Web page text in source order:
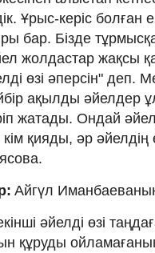
Ұрыс-керіс
бар. Бізде
жолдастар жақсы
өзі әперсін" деп.
ақылды әйелдер
жатады. Ондай
қияды, әр
Айгүл
әйелді өзі
құруды